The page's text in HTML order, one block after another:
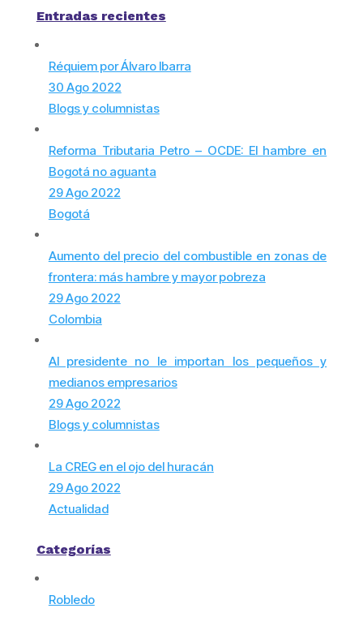
Entradas recientes
Réquiem por Álvaro Ibarra
30 Ago 2022
Blogs y columnistas
Reforma Tributaria Petro – OCDE: El hambre en
Bogotá no aguanta
29 Ago 2022
Bogotá
Aumento del precio del combustible en zonas de
frontera: más hambre y mayor pobreza
29 Ago 2022
Colombia
Al presidente no le importan los pequeños y
medianos empresarios
29 Ago 2022
Blogs y columnistas
La CREG en el ojo del huracán
29 Ago 2022
Actualidad
Categorías
Robledo